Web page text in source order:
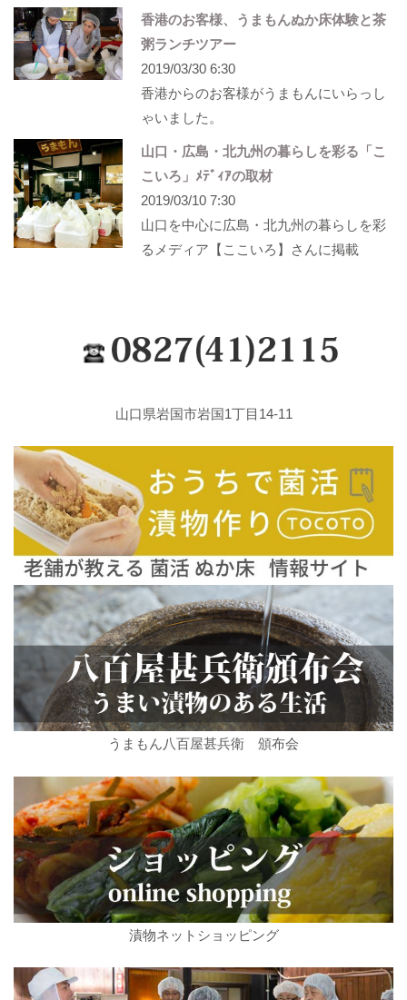
香港のお客様、うまもんぬか床体験と茶
粥ランチツアー
2019/03/30 6:30
香港からのお客様がうまもんにいらっし
ゃいました。
山口・広島・北九州の暮らしを彩る「こ
こいろ」ﾒﾃﾞｨｱの取材
2019/03/10 7:30
山口を中心に広島・北九州の暮らしを彩
るメディア【ここいろ】さんに掲載
山口県岩国市岩国1丁目14-11
うまもん八百屋甚兵衛 頒布会
漬物ネットショッピング